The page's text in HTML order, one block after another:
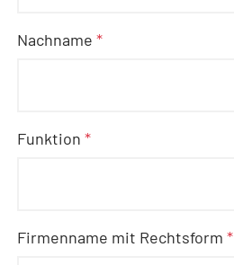
Nachname*
Funktion*
Firmenname mit Rechtsform*